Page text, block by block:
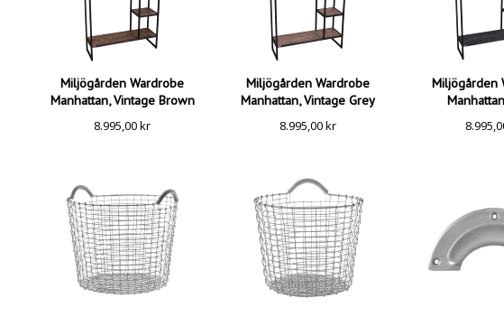
Miljögården Wardrobe
Manhattan, Vintage Brown
8.995,00kr
Miljögården Wardrobe
Manhattan, Vintage Grey
8.995,00kr
Miljögården